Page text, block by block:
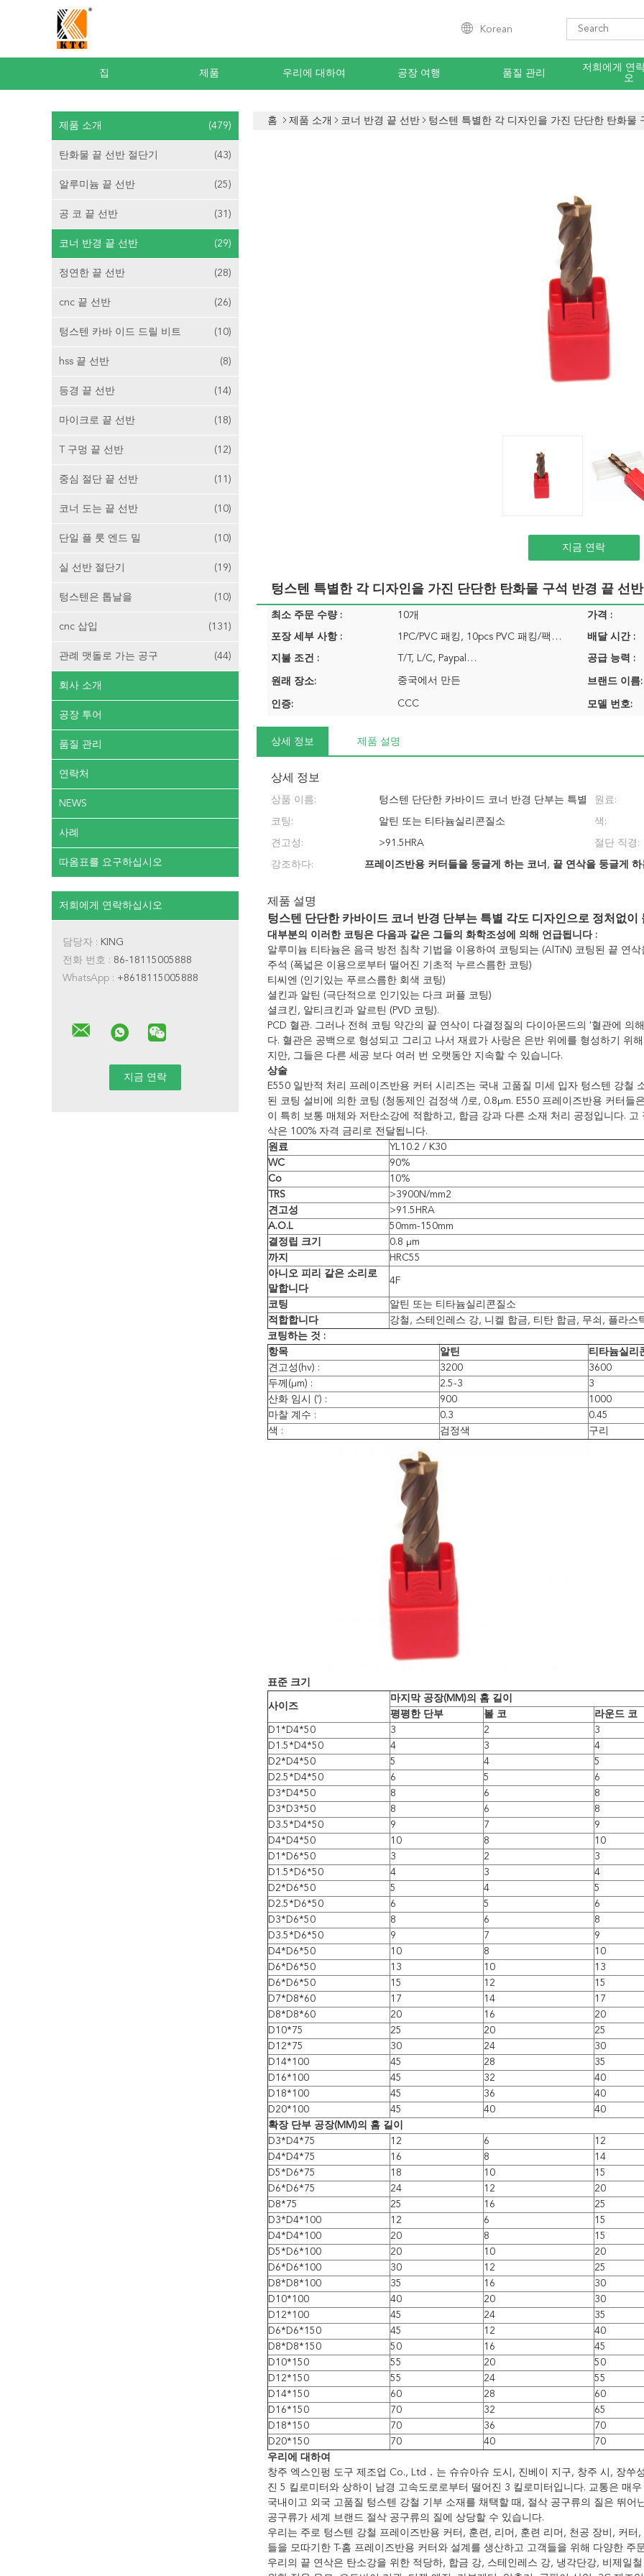
Korean
집 제품 우리에 대하여 공장 여행 품질 관리
저희에게 연
오
제품 소개 (479)
탄화물 끝 선반 절단기 (43)
알루미늄 끝 선반 (25)
공 코 끝 선반 (31)
코너 반경 끝 선반 (29)
정연한 끝 선반 (28)
cnc 끝 선반 (26)
텅스텐 카바 이드 드릴 비트 (10)
hss 끝 선반 (8)
등경 끝 선반 (14)
마이크로 끝 선반 (18)
T 구멍 끝 선반 (12)
중심 절단 끝 선반 (11)
코너 도는 끝 선반 (10)
단일 플 룻 엔드 밀 (10)
실 선반 절단기 (19)
텅스텐은 톱날을 (10)
cnc 삽입 (131)
관례 맷돌로 가는 공구 (44)
회사 소개
공장 투어
품질 관리
연락처
NEWS
사례
따옴표를 요구하십시오
저희에게 연락하십시오
담당자 : KING
전화 번호 : 86-18115005888
WhatsApp : +8618115005888
홈 제품 소개 코너 반경 끝 선반 텅스텐 특별한 각 디자인을 가진 단단한 탄화물
지금 연락
텅스텐 특별한 각 디자인을 가진 단단한 탄화물 구석 반경 끝 선반
최소 주문 수량 : 10개 가격 :
포장 세부 사항 : 1PC/PVC 패킹, 10pcs PVC 패킹/팩… 배달 시간 :
지불 조건 : T/T, L/C, Paypal… 공급 능력 :
원래 장소: 중국에서 만든 브랜드 이름:
인증: CCC 모델 번호:
상세 정보 제품 설명
상세 정보
상품 이름: 텅스텐 단단한 카바이드 코너 반경 단부는 특별
각도 디자인으로 정처없이 돌아다닙니다
원료:
코팅: 알틴 또는 티타늄실리콘질소 색:
견고성: >91.5HRA 절단 직경:
강조하다: 프레이즈반용 커터들을 둥글게 하는 코너 , 끝 연삭을 둥글게
제품 설명
텅스텐 단단한 카바이드 코너 반경 단부는 특별 각도 디자인으로 정처없이
대부분의 이러한 코팅은 다음과 같은 그들의 화학조성에 의해 언급됩니다 :
알루미늄 티타늄은 음극 방전 침착 기법을 이용하여 코팅되는 (AlTiN) 코팅된 끝 연
주석 (폭넓은 이용으로부터 떨어진 기초적 누르스름한 코팅)
티씨엔 (인기있는 푸르스름한 회색 코팅)
셜킨과 알틴 (극단적으로 인기있는 다크 퍼플 코팅)
셜크킨, 알티크킨과 알르틴 (PVD 코팅).
PCD 혈관. 그러나 전혀 코팅 약간의 끝 연삭이 다결정질의 다이아몬드의 '혈관에 의
다. 혈관은 공백으로 형성되고 그리고 나서 재료가 사랑은 은반 위에를 형성하기 위
지만, 그들은 다른 세공 보다 여러 번 오랫동안 지속할 수 있습니다.
상술
E550 일반적 처리 프레이즈반용 커터 시리즈는 국내 고품질 미세 입자 텅스텐 강철
된 코팅 설비에 의한 코팅 (청동제인 검정색 /)로, 0.8μm. E550 프레이즈반용 커터들
이 특히 보통 매체와 저탄소강에 적합하고, 합금 강과 다른 소재 처리 공정입니다.
삭은 100% 자격 금리로 전달됩니다.
원료
YL10.2 / K30
WC
90%
Co
10%
TRS
>3900N/mm2
견고성
>91.5HRA
A.O.L
50mm-150mm
결정립 크기
0.8 μm
까지
HRC55
아니오 피리 같은 소리로
말합니다
4F
코팅
알틴 또는 티타늄실리콘질소
적합합니다
강철, 스테인레스 강, 니켈 합금, 티탄 합금, 무쇠, 플라스
코팅하는 것 :
항목
알틴
티타늄실리
견고성(hv) :
3200
3600
두께(μm) :
2.5-3
3
산화 임시 (') :
900
1000
마찰 계수 :
0.3
0.45
색 :
검정색 구리
표준 크기
사이즈
마지막 공장(MM)의 홈 길이
평평한 단부
볼 코
라운드 코
D1*D4*50
3 2
3
D1.5*D4*50
4 3
4
D2*D4*50
5 4
5
D2.5*D4*50
6 5
6
D3*D4*50
8 6
8
D3*D3*50
8 6
8
D3.5*D4*50
9 7
9
D4*D4*50
10 8
10
D1*D6*50
3 2
3
D1.5*D6*50
4 3
4
D2*D6*50
5 4
5
D2.5*D6*50
6 5
6
D3*D6*50
8 6
8
D3.5*D6*50
9 7
9
D4*D6*50
10 8
10
D6*D6*50
13 10
13
D6*D6*50
15 12
15
D7*D8*60
17 14
17
D8*D8*60
20 16
20
D10*75
25 20
25
D12*75
30 24
30
D14*100
45 28
35
D16*100
45 32
40
D18*100
45 36
40
D20*100
45 40
40
확장 단부 공장(MM)의 홈 길이
D3*D4*75
12 6
12
D4*D4*75
16 8
14
D5*D6*75
18 10
15
D6*D6*75
24 12
20
D8*75
25 16
25
D3*D4*100
12 6
15
D4*D4*100
20 8
15
D5*D6*100
20 10
20
D6*D6*100
30 12
25
D8*D8*100
35 16
30
D10*100
40 20
30
D12*100
45 24
35
D6*D6*150
45 12
40
D8*D8*150
50 16
45
D10*150
55 20
50
D12*150
55 24
55
D14*150
60 28
60
D16*150
70 32
65
D18*150
70 36
70
D20*150
70 40
70
우리에 대하여
창주 엑스인펑 도구 제조업 Co., Ltd．는 슈슈아슈 도시, 진베이 지구, 창주 시, 장쑤
진 5 킬로미터와 상하이 남경 고속도로로부터 떨어진 3 킬로미터입니다. 교통은 매우
국내이고 외국 고품질 텅스텐 강철 기부 소재를 채택할 때, 절삭 공구류의 질은 뛰
공구류가 세계 브랜드 절삭 공구류의 질에 상당할 수 있습니다.
우리는 주로 텅스텐 강철 프레이즈반용 커터, 훈련, 리머, 훈련 리머, 천공 장비, 커
들을 모따기한 T-홈 프레이즈반용 커터와 설계를 생산하고 고객들을 위해 다양한 주
우리의 끝 연삭은 탄소강을 위한 적당하, 합금 강, 스테인레스 강, 냉각단강, 비제일